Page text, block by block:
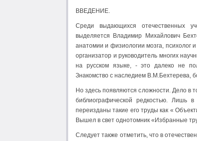
ВВЕДЕНИЕ.
Среди выдающихся отечественных
выделяется Владимир Михайлович
анатомии и физиологии мозга, психолог
организатор и руководитель многих
на русском языке, - это далеко не
Знакомство с наследием В.М.Бехтерева,
Но здесь появляются сложности. Дело в
библиографической редкостью. Лишь
переизданы такие его труды как «
Вышел в свет однотомник «Избранные
Следует также отметить, что в